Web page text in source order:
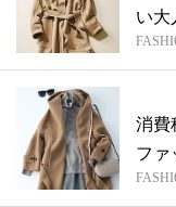
い大
消費
ファ
う“